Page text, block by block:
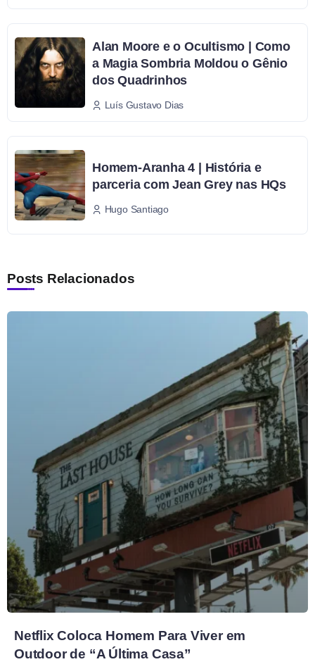
Alan Moore e o Ocultismo | Como
a Magia Sombria Moldou o Gênio
dos Quadrinhos
Luís Gustavo Dias
Homem-Aranha 4 | História e
parceria com Jean Grey nas HQs
Hugo Santiago
Posts Relacionados
Netflix Coloca Homem Para Viver em
Outdoor de “A Última Casa”